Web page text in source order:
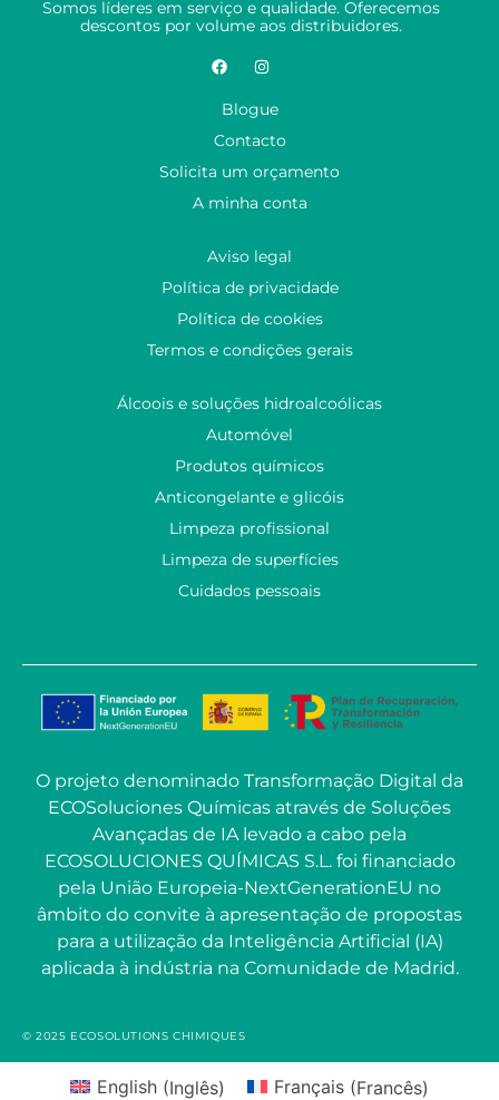
Somos líderes em serviço e qualidade. Oferecemos
descontos por volume aos distribuidores.
Blogue
Contacto
Solicita um orçamento
A minha conta
Aviso legal
Política de privacidade
Política de cookies
Termos e condições gerais
Álcoois e soluções hidroalcoólicas
Automóvel
Produtos químicos
Anticongelante e glicóis
Limpeza profissional
Limpeza de superfícies
Cuidados pessoais
O projeto denominado Transformação Digital da
ECOSoluciones Químicas através de Soluções
Avançadas de IA levado a cabo pela
ECOSOLUCIONES QUÍMICAS S.L. foi financiado
pela União Europeia-NextGenerationEU no
âmbito do convite à apresentação de propostas
para a utilização da Inteligência Artificial (IA)
aplicada à indústria na Comunidade de Madrid.
© 2025 ECOSOLUTIONS CHIMIQUES
English (Inglês) Français (Francês)